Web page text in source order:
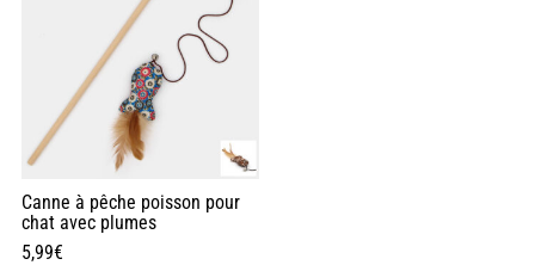
Canne à pêche poisson pour
chat avec plumes
5,99€